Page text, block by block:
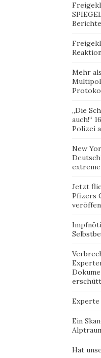
Berichte
Mehr
„Die
auch!“
Polizei
New
Jetzt
Pfizers
Experte
Ein
Hat